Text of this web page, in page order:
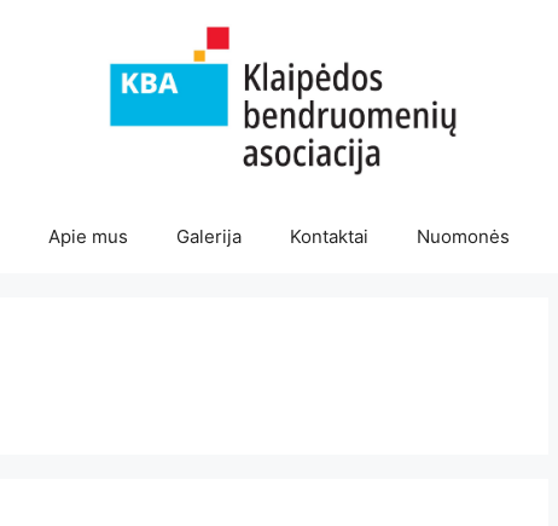
Apie mus Galerija Kontaktai Nuomonės